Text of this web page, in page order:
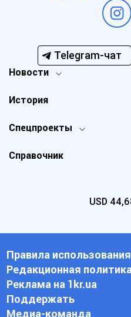
Telegram-чат
Новости
Спецпроекты
История
Справочник
USD
Правила использования
Редакционная политика
Реклама на 1kr.ua
Поддержать
Медиа-команда